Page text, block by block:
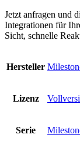
Jetzt anfragen und
Integrationen für
Sicht, schnelle
Hersteller
Lizenz
Serie